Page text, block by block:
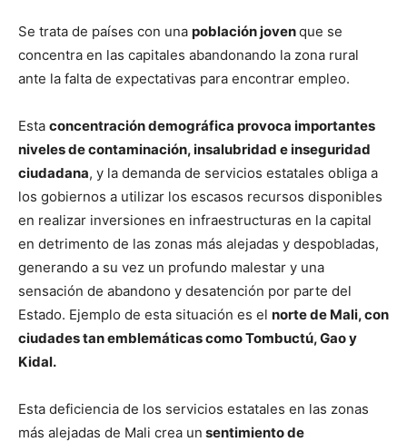
Se trata de países con una población jovenque se
concentra en las capitales abandonando la zona rural
ante la falta de expectativas para encontrar empleo.
Esta concentración demográfica provoca importantes
niveles de contaminación, insalubridad e inseguridad
ciudadana, y la demanda de servicios estatales obliga a
los gobiernos a utilizar los escasos recursos disponibles
en realizar inversiones en infraestructuras en la capital
en detrimento de las zonas más alejadas y despobladas,
generando a su vez un profundo malestar y una
sensación de abandono y desatención por parte del
Estado. Ejemplo de esta situación es el norte de Mali, con
ciudades tan emblemáticas como Tombuctú, Gao y
Kidal.
Esta deficiencia de los servicios estatales en las zonas
más alejadas de Mali crea un sentimiento de